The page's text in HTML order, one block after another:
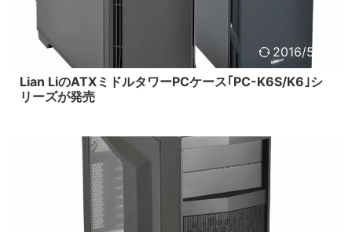
2016/5/18
Lian LiのATXミドルタワーPCケース｢PC-K6S/K6｣シ
リーズが発売